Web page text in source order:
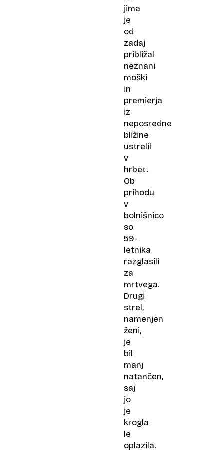
jima
je
od
zadaj
približal
neznani
moški
in
premierja
iz
neposredne
bližine
ustrelil
v
hrbet.
Ob
prihodu
v
bolnišnico
so
59-
letnika
razglasili
za
mrtvega.
Drugi
strel,
namenjen
ženi,
je
bil
manj
natančen,
saj
jo
je
krogla
le
oplazila.